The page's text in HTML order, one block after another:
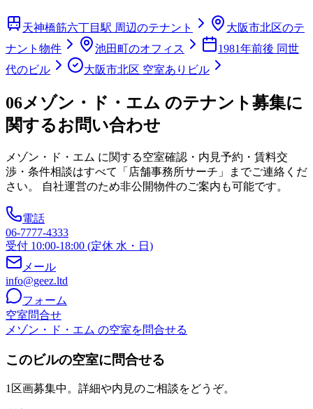
天神橋筋六丁目駅 周辺のテナント
大阪市北区のテ
ナント物件
池田町のオフィス
1981年前後 同世
代のビル
大阪市北区 空室ありビル
06メゾン・ド・エム のテナント募集に
関するお問い合わせ
メゾン・ド・エム に関する空室確認・内見予約・賃料交
渉・条件相談はすべて「店舗事務所サーチ」までご連絡くだ
さい。 自社運営のため非公開物件のご案内も可能です。
電話
06-7777-4333
受付 10:00-18:00 (定休 水・日)
メール
info@geez.ltd
フォーム
空室問合せ
メゾン・ド・エム の空室を問合せる
このビルの空室に問合せる
1区画募集中。詳細や内見のご相談をどうぞ。